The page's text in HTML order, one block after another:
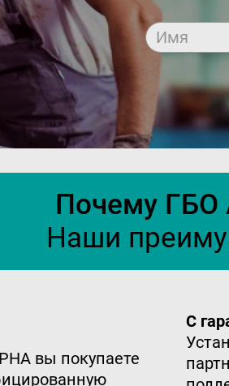
Имя
Почему ГБО
Наши
вы покупаете
С